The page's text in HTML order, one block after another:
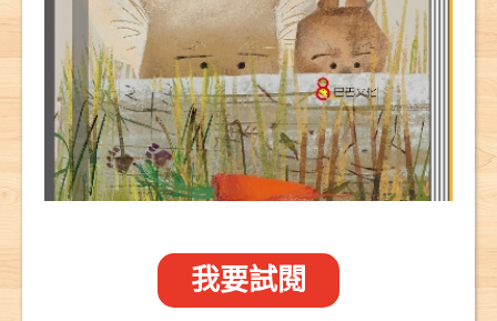
我要試閱